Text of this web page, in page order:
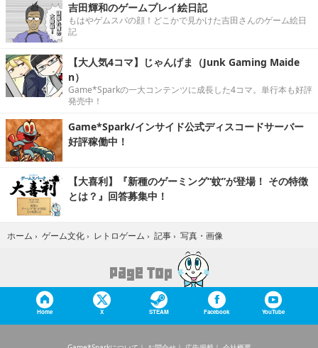
吉田輝和のゲームプレイ絵日記
もはやゲムスパの顔！どこかで見かけた吉田さんのゲーム絵日
記
【大人気4コマ】じゃんげま（Junk Gaming Maide
n）
Game*Sparkの一大コンテンツに成長した4コマ。単行本も好評
発売中！
Game*Spark/インサイド公式ディスコードサーバー
好評稼働中！
【大喜利】『新種のゲーミング“蚊”が登場！ その特徴
とは？』回答募集中！
ホーム › ゲーム文化 › レトロゲーム › 記事 › 写真・画像
Home X STEAM Facebook YouTube